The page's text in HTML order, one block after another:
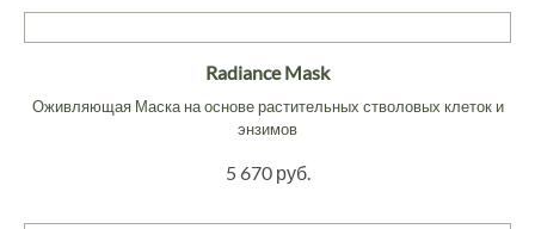
Radiance Mask
Оживляющая Маска на основе растительных стволовых клеток и
энзимов
5 670 руб.